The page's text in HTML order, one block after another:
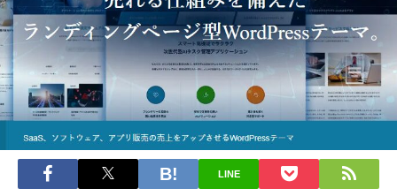
LINE